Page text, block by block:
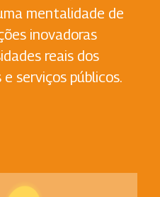
mentalidade de
inovadoras
reais dos
serviços públicos.